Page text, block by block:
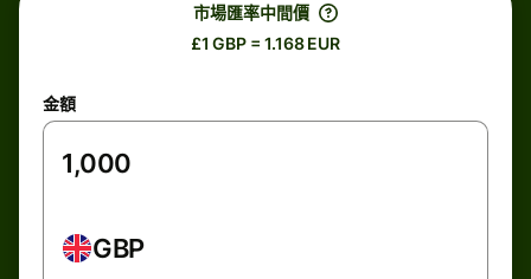
市場匯率中間價
£1 GBP = 1.168 EUR
金額
GBP